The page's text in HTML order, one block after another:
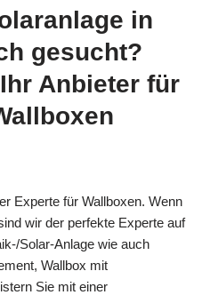
in
gesucht?
Anbieter für
Experte für Wallboxen. Wenn
wir der perfekte Experte auf
Solar-Anlage wie auch
Wallbox mit
Sie mit einer